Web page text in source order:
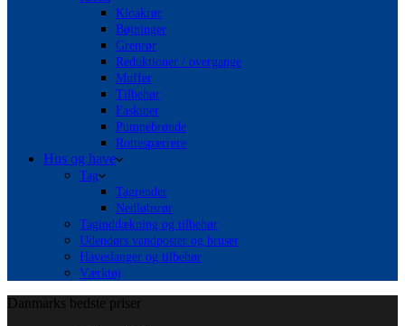
Kloakrør
Bøjninger
Grenrør
Reduktioner / overgange
Muffer
Tilbehør
Faskiner
Pumpebrønde
Rottespærrere
Hus og have
Tag
Tagrender
Nedløbsrør
Taginddækning og tilbehør
Udendørs vandposter og bruser
Haveslanger og tilbehør
Værktøj
Danmarks bedste priser